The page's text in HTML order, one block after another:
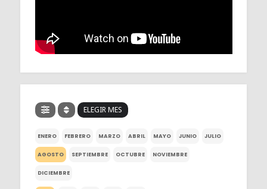
ELEGIR MES
ENERO FEBRERO MARZO ABRIL MAYO JUNIO JULIO
AGOSTO SEPTIEMBRE OCTUBRE NOVIEMBRE
DICIEMBRE